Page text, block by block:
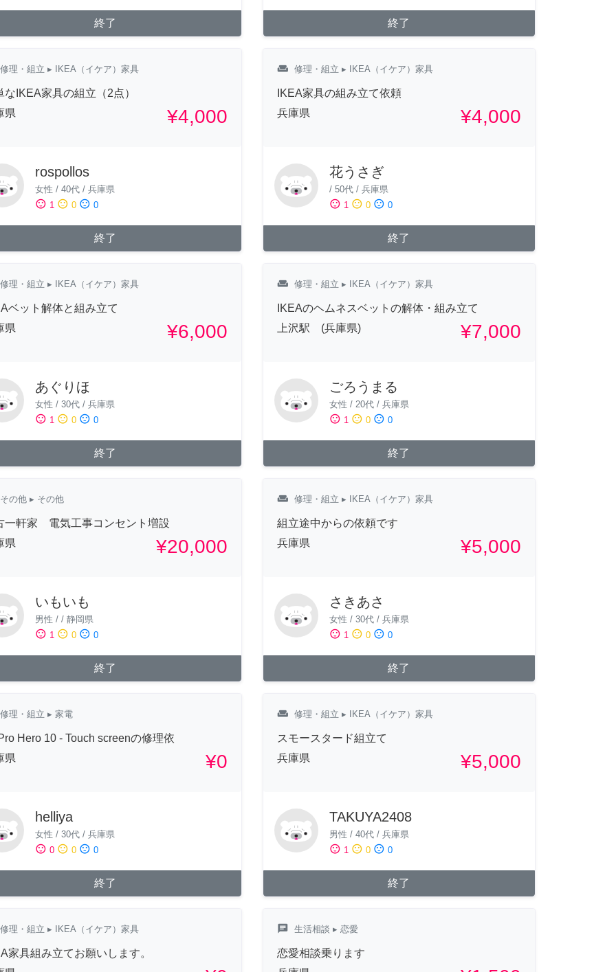
終了 終了
修理・組立 ▸ IKEA（イケア）家具
なIKEA家具の組立（2点）
県
¥4,000
rospollos
女性 / 40代 / 兵庫県
sentiment_satisfied 1 sentiment_neutral 0 sentiment_dissatisfied 0
終了
weekend 修理・組立 ▸ IKEA（イケア）家具
IKEA家具の組み立て依頼
兵庫県
¥4,000
花うさぎ
/ 50代/ 兵庫県
sentiment_satisfied 1 sentiment_neutral 0 sentiment_dissatisfied 0
終了
修理・組立 ▸ IKEA（イケア）家具
ベット解体と組み立て
県
¥6,000
あぐりほ
女性 / 30代 / 兵庫県
sentiment_satisfied 1 sentiment_neutral 0 sentiment_dissatisfied 0
終了
weekend 修理・組立 ▸ IKEA（イケア）家具
IKEAのヘムネスベットの解体・組み立て
上沢駅 (兵庫県)
¥7,000
ごろうまる
女性 / 20代/ 兵庫県
sentiment_satisfied 1 sentiment_neutral 0 sentiment_dissatisfied 0
終了
その他 ▸ その他
一軒家 電気工事コンセント増設
県
¥20,000
いもいも
男性 / / 静岡県
sentiment_satisfied 1 sentiment_neutral 0 sentiment_dissatisfied 0
終了
weekend 修理・組立 ▸ IKEA（イケア）家具
組立途中からの依頼です
兵庫県
¥5,000
さきあさ
女性 / 30代/ 兵庫県
sentiment_satisfied 1 sentiment_neutral 0 sentiment_dissatisfied 0
終了
修理・組立 ▸ 家電
Hero 10 - Touch screenの修理依
県
¥0
helliya
女性 / 30代 / 兵庫県
sentiment_satisfied 0 sentiment_neutral 0 sentiment_dissatisfied 0
終了
weekend 修理・組立 ▸ IKEA（イケア）家具
スモースタード組立て
兵庫県
¥5,000
TAKUYA2408
男性 / 40代/ 兵庫県
sentiment_satisfied 1 sentiment_neutral 0 sentiment_dissatisfied 0
終了
修理・組立 ▸ IKEA（イケア）家具
家具組み立てお願いします。
chat 生活相談 ▸ 恋愛
恋愛相談乗ります